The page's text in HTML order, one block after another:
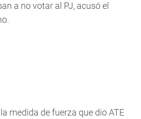
a no votar al PJ, acusó el
medida de fuerza que dio ATE